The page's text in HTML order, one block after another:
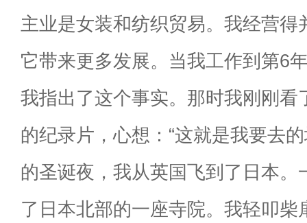
主业是女装和纺织贸易。我经营得
它带来更多发展。当我工作到第6
我指出了这个事实。那时我刚刚看
的纪录片，心想：“这就是我要去
的圣诞夜，我从英国飞到了日本。
了日本北部的一座寺院。我轻叩柴